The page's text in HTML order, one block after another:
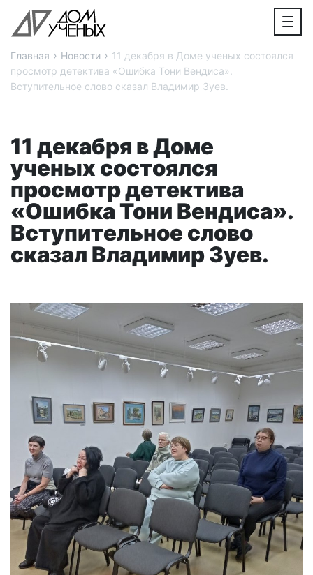
Главная › Новости › 11 декабря в Доме ученых состоялся
просмотр детектива «Ошибка Тони Вендиса».
Вступительное слово сказал Владимир Зуев.
11 декабря в Доме
ученых состоялся
просмотр детектива
«Ошибка Тони Вендиса».
Вступительное слово
сказал Владимир Зуев.